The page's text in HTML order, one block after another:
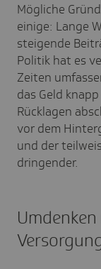
Mögliche
einige: Lange
steigende
Politik hat es
Zeiten
das Geld
Rücklagen
vor dem
und der
dringender.